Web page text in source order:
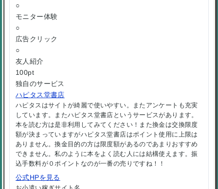
○
モニター体験
○
広告クリック
○
友人紹介
100pt
独自のサービス
ハピタス堂書店
ハピタスはサイトが綺麗で使いやすい。またアンケートも充実
しています。またハピタス堂書店というサービスがあります。
本を読む方は是非利用してみてください！また換金は交換限度
額が決まっていますがハピタス堂書店はポイント使用に上限は
ありません。換金目的の方は限度額があるのであまりおすすめ
できません。私のように本をよく読む人には結構使えます。振
込手数料が０ポイントなのが一番の売りですね！！
公式HPを見る